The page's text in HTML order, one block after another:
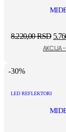
8.220,00RSD
-30%
LED REFLEKTORI